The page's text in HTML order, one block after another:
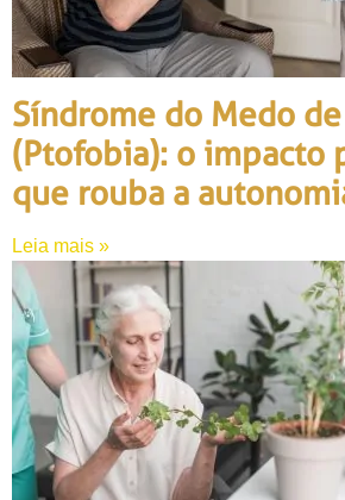
Síndrome do Medo
(Ptofobia): o impacto
que rouba a
Leia mais »